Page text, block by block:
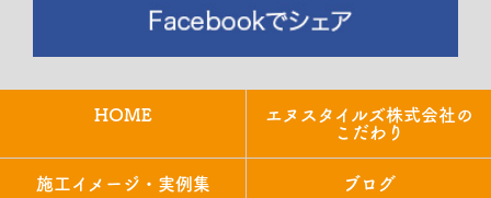
HOME
エヌスタイルズ株式会社の
こだわり
施工イメージ・実例集 ブログ